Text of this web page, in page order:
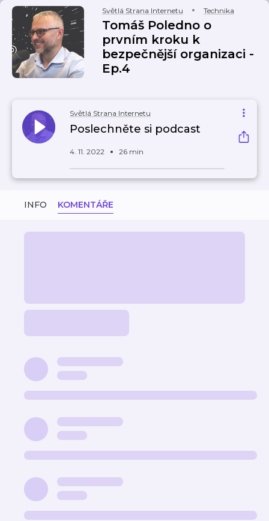
Světlá Strana Internetu Technika
Tomáš Poledno o
prvním kroku k
bezpečnější organizaci -
Ep.4
Světlá Strana Internetu
Poslechněte si podcast
4. 11. 2022 26 min
INFO KOMENTÁŘE